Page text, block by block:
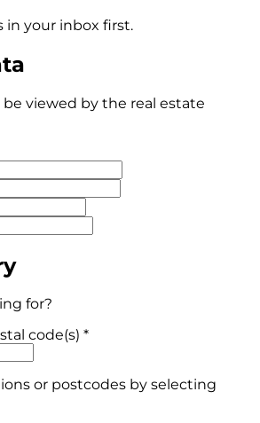
in your inbox first.
be viewed by the real estate
for?
code(s) *
or postcodes by selecting